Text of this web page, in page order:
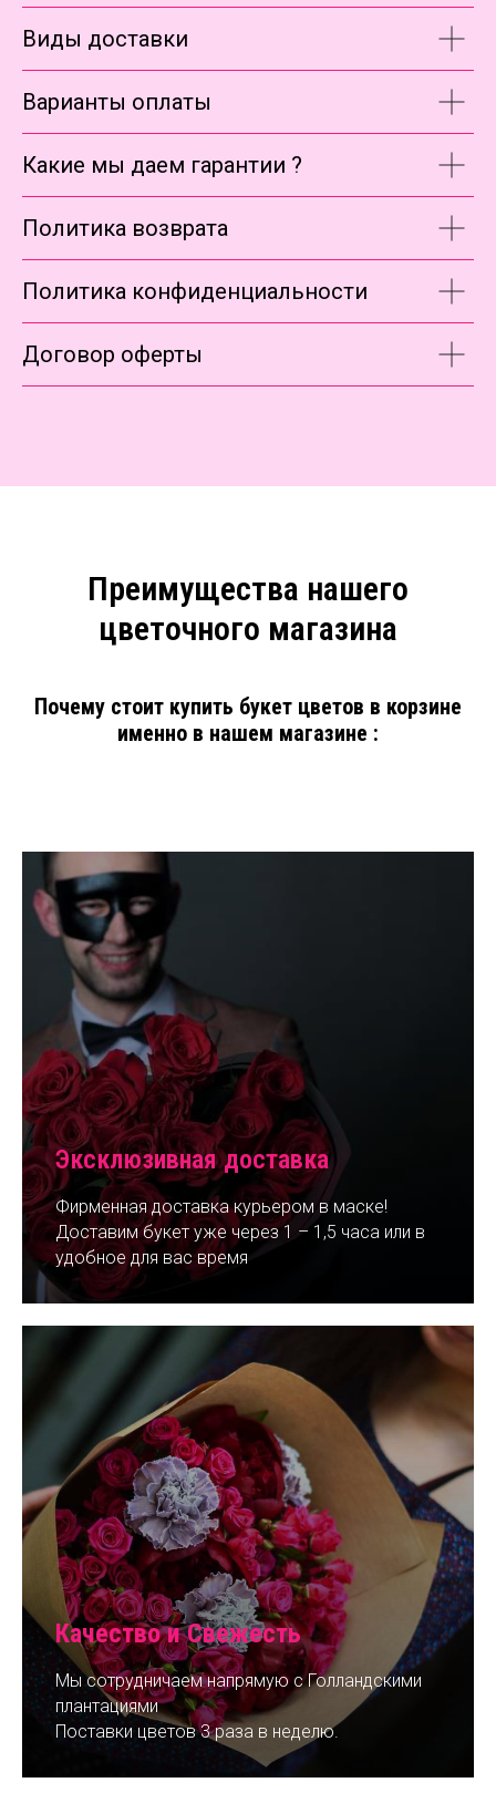
Виды доставки
Варианты оплаты
Какие мы даем гарантии ?
Политика возврата
Политика конфиденциальности
Договор оферты
Преимущества нашего
цветочного магазина
Почему стоит купить букет цветов в корзине
именно в нашем магазине :
Эксклюзивная доставка
Фирменная доставка курьером в маске!
Доставим букет уже через 1 – 1,5 часа или в
удобное для вас время
Качество и Свежесть
Мы сотрудничаем напрямую с Голландскими
плантациями
Поставки цветов 3 раза в неделю.